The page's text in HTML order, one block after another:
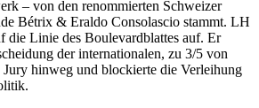
– von den renommierten Schweizer
Bétrix & Eraldo Consolascio stammt. LH
die Linie des Boulevardblattes auf. Er
der internationalen, zu 3/5 von
Jury hinweg und blockierte die Verleihung